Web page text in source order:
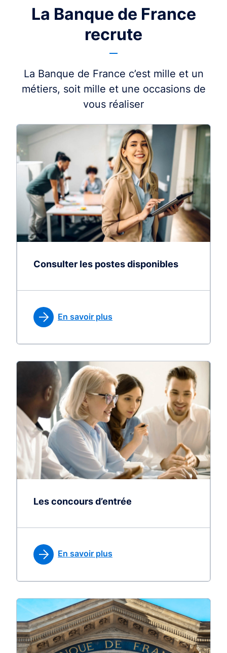
La Banque de France
recrute
La Banque de France c’est mille et un
métiers, soit mille et une occasions de
vous réaliser
Consulter les postes disponibles
En savoir plus
Les concours d’entrée
En savoir plus